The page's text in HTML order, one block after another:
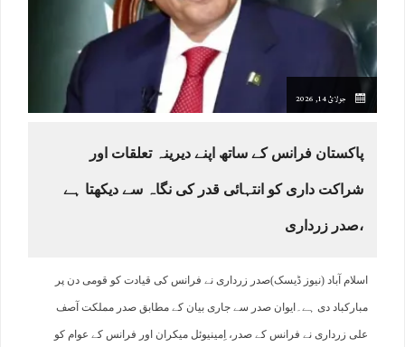
جولائ 14, 2026
پاکستان فرانس کے ساتھ اپنے دیرینہ تعلقات اور
شراکت داری کو انتہائی قدر کی نگاہ سے دیکھتا ہے
،صدر زرداری
اسلام آباد (نیوز ڈیسک)صدر زرداری نے فرانس کی قیادت کو قومی دن پر
مبارکباد دی ہے۔ایوان صدر سے جاری بیان کے مطابق صدر مملکت آصف
علی زرداری نے فرانس کے صدر، اِمینیوئل میکران اور فرانس کے عوام کو